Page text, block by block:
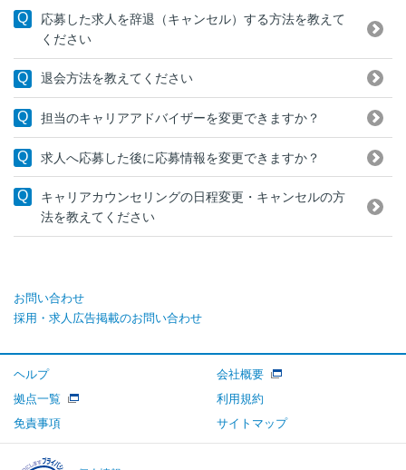
応募した求人を辞退（キャンセル）する方法を教えて
ください
退会方法を教えてください
担当のキャリアアドバイザーを変更できますか？
求人へ応募した後に応募情報を変更できますか？
キャリアカウンセリングの日程変更・キャンセルの方
法を教えてください
お問い合わせ
採用・求人広告掲載のお問い合わせ
ヘルプ
会社概要
拠点一覧
利用規約
免責事項
サイトマップ